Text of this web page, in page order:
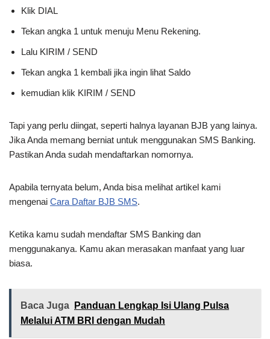
Klik DIAL
Tekan angka 1 untuk menuju Menu Rekening.
Lalu KIRIM / SEND
Tekan angka 1 kembali jika ingin lihat Saldo
kemudian klik KIRIM / SEND
Tapi yang perlu diingat, seperti halnya layanan BJB yang lainya.
Jika Anda memang berniat untuk menggunakan SMS Banking.
Pastikan Anda sudah mendaftarkan nomornya.
Apabila ternyata belum, Anda bisa melihat artikel kami
mengenai Cara Daftar BJB SMS.
Ketika kamu sudah mendaftar SMS Banking dan
menggunakanya. Kamu akan merasakan manfaat yang luar
biasa.
Baca Juga
Panduan Lengkap Isi Ulang Pulsa
Melalui ATM BRI dengan Mudah